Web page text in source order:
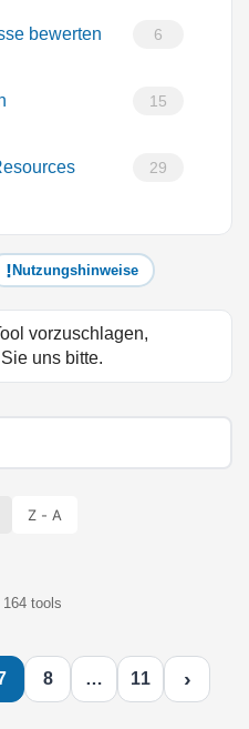
bewerten 6
15
29
Nutzungshinweise
vorzuschlagen,
Sie uns bitte.
Z - A
164 tools
8 … 11 ›